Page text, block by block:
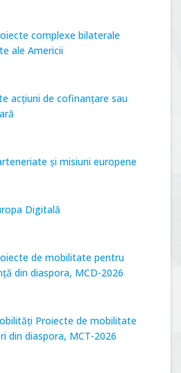
complexe bilaterale
ale Americii
acțiuni de cofinanțare sau
și misiuni europene
Digitală
de mobilitate pentru
din diaspora, MCD-2026
Proiecte de mobilitate
din diaspora, MCT-2026